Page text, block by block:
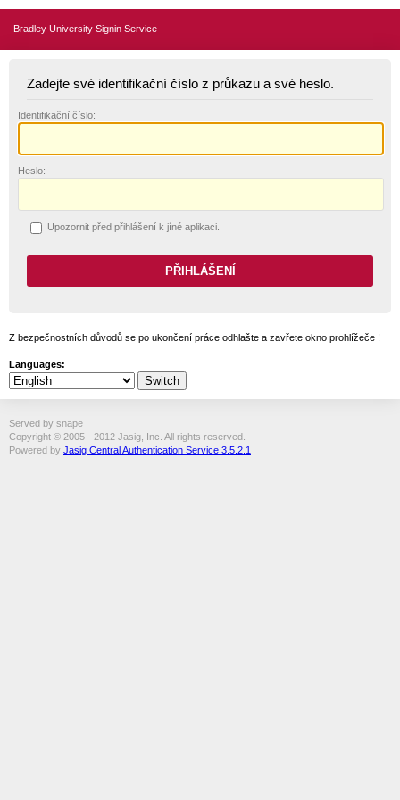
Bradley University Signin Service
Zadejte své identifikační číslo z průkazu a své heslo.
Identifikační číslo:
Heslo:
Upozornit před přihlášení k jíné aplikaci.
Z bezpečnostních důvodů se po ukončení práce odhlašte a zavřete okno prohlížeče !
Languages:
Served by snape
Copyright © 2005 - 2012 Jasig, Inc. All rights reserved.
Powered by Jasig Central Authentication Service 3.5.2.1